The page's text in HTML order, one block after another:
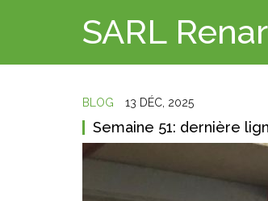
SARL
BLOG 13 DÉC, 2025
Semaine 51: dernière